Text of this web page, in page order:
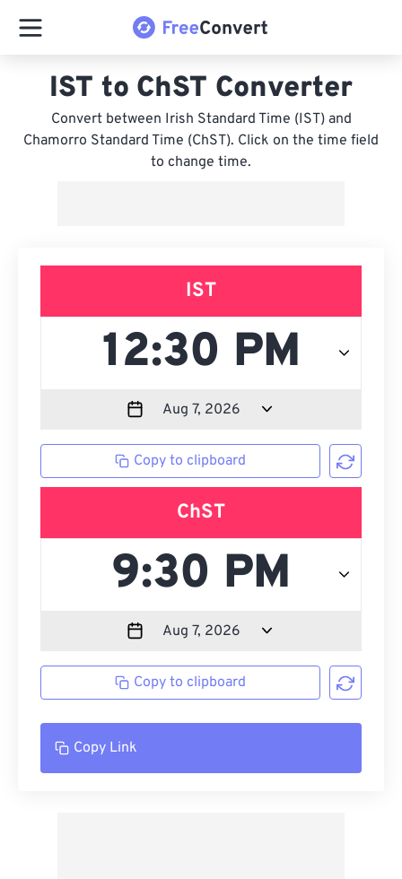
IST to ChST Converter
Convert between Irish Standard Time (IST) and
Chamorro Standard Time (ChST). Click on the time field
to change time.
IST
Copy to clipboard
ChST
Copy to clipboard
Copy Link